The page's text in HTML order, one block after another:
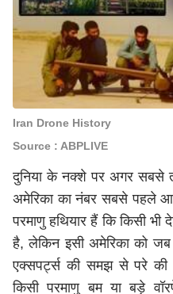
Iran Drone History
Source : ABPLIVE
दुनिया के नक्शे पर अगर सबसे
अमेरिका का नंबर सबसे पहले
परमाणु हथियार हैं कि किसी भी
है, लेकिन इसी अमेरिका को जब
एक्सपर्ट्स की समझ से परे की
किसी परमाणु बम या बड़े